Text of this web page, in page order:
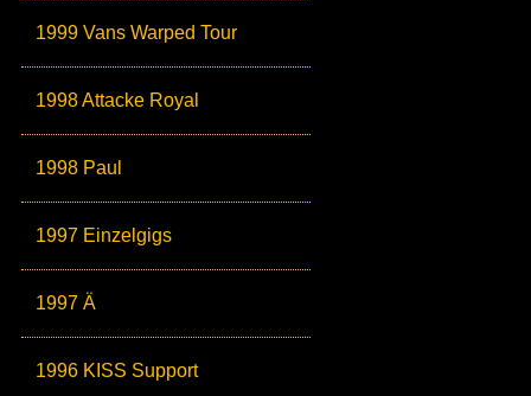
1999 Vans Warped Tour
1998 Attacke Royal
1998 Paul
1997 Einzelgigs
1997 Ä
1996 KISS Support